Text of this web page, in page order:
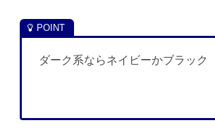
ダーク系ならネイビーかブラック